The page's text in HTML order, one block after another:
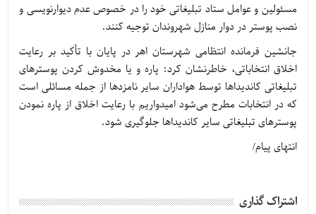
مسئولین و عوامل ستاد تبلیغاتی خود را در خصوص عدم دیوارنویسی و
نصب پوستر در دوار منازل شهروندان توجیه کنند.
جانشین فرمانده انتظامی شهرستان اهر در پایان با تأکید بر رعایت
اخلاق انتخاباتی، خاطرنشان کرد: پاره و یا مخدوش کردن پوسترهای
تبلیغاتی کاندیداها توسط هواداران سایر نامزدها از جمله مسائلی است
که در انتخابات مطرح می‌شود امیدواریم با رعایت اخلاق از پاره نمودن
پوسترهای تبلیغاتی سایر کاندیداها جلوگیری شود.
انتهای پیام/
اشتراک گذاری